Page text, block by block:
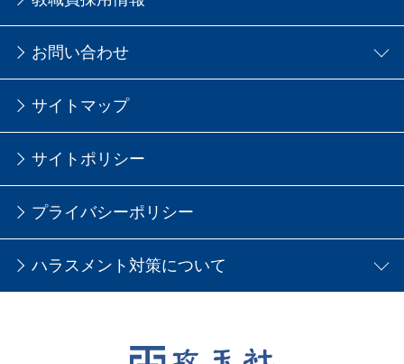
お問い合わせ
サイトマップ
サイトポリシー
プライバシーポリシー
ハラスメント対策について